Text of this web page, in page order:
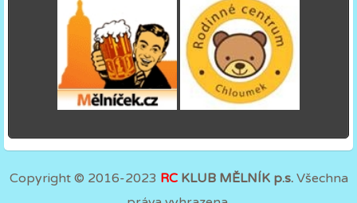
Copyright © 2016-2023 RC KLUB MĚLNÍK p.s.Všechna